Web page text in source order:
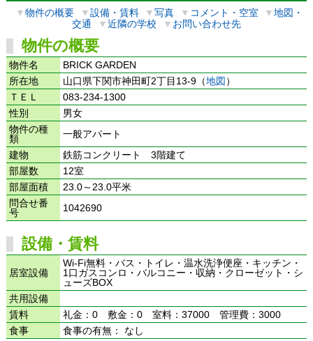
▼物件の概要 ▼設備・賃料 ▼写真 ▼ コメント・空室 ▼地図・
交通
▼近隣の学校 ▼ お問い合わせ先
物件の概要
物件名
BRICK GARDEN
所在地
山口県下関市神田町2丁目13-9（地図 ）
ＴＥＬ
083-234-1300
性別
男女
物件の種
類
一般アパート
建物
鉄筋コンクリート 3階建て
部屋数
12室
部屋面積
23.0～23.0平米
問合せ番
号
1042690
設備・賃料
居室設備
Wi-Fi無料・バス・トイレ・温水洗浄便座・キッチン・
1口ガスコンロ・バルコニー・収納・クローゼット・シ
ューズBOX
共用設備
賃料
礼金：0 敷金：0 室料：37000 管理費：3000
食事
食事の有無： なし